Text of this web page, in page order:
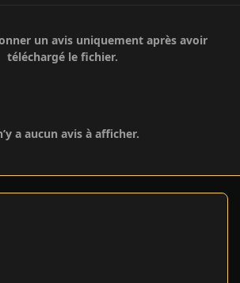
un avis uniquement après avoir
téléchargé le fichier.
a aucun avis à afficher.